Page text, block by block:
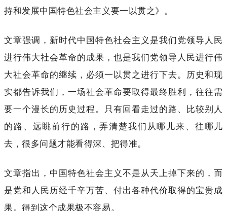
持和发展中国特色社会主义要一以贯之》。
文章强调，新时代中国特色社会主义是我们党领导人民
进行伟大社会革命的成果，也是我们党领导人民进行伟
大社会革命的继续，必须一以贯之进行下去。历史和现
实都告诉我们，一场社会革命要取得最终胜利，往往需
要一个漫长的历史过程。只有回看走过的路、比较别人
的路、远眺前行的路，弄清楚我们从哪儿来、往哪儿
去，很多问题才能看得深、把得准。
文章指出，中国特色社会主义不是从天上掉下来的，而
是党和人民历经千辛万苦、付出各种代价取得的宝贵成
果。得到这个成果极不容易。